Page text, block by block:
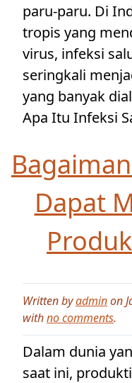
paru-paru. Di
tropis yang
virus, infeksi
seringkali
yang banyak
Apa Itu Infeksi
Dapat
Written byadminon
withno comments.
Dalam dunia
saat ini,